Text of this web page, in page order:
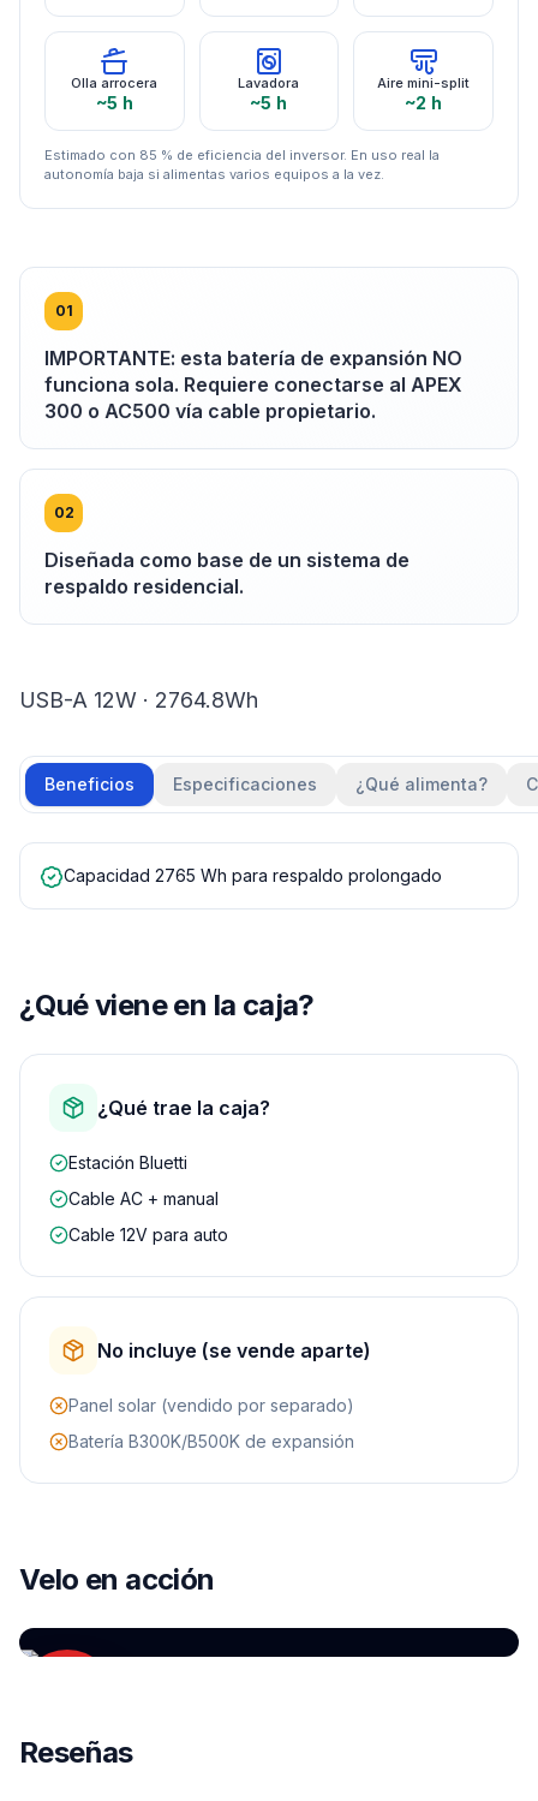
Olla arrocera
~5 h
Lavadora
~5 h
Aire mini-split
~2 h
Estimado con 85 % de eficiencia del inversor. En uso real la
autonomía baja si alimentas varios equipos a la vez.
01
IMPORTANTE: esta batería de expansión NO
funciona sola. Requiere conectarse al APEX
300 o AC500 vía cable propietario.
02
Diseñada como base de un sistema de
respaldo residencial.
USB-A 12W · 2764.8Wh
Beneficios Especificaciones ¿Qué alimenta?
Capacidad 2765 Wh para respaldo prolongado
¿Qué viene en la caja?
¿Qué trae la caja?
Estación Bluetti
Cable AC + manual
Cable 12V para auto
No incluye (se vende aparte)
Panel solar (vendido por separado)
Batería B300K/B500K de expansión
Velo en acción
¿vale la pena?
Reseñas